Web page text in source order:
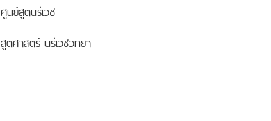
ศูนย์สูตินรีเวช
สูติศาสตร์-นรีเวชวิทยา